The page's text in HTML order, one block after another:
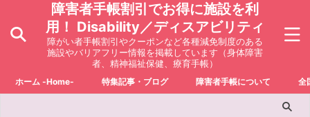
障害者手帳割引でお得に施設を利
用！ Disability／ディスアビリティ
障がい者手帳割引やクーポンなど各種減免制度のある
施設やバリアフリー情報を掲載しています（身体障害
者、精神福祉保健、療育手帳）
ホーム -Home- 特集記事・ブログ 障害者手帳について 全